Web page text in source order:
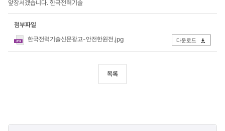
앞장서겠습니다. 한국전력기술
첨부파일
한국전력기술신문광고-안전한원전.jpg
다운로드
목록